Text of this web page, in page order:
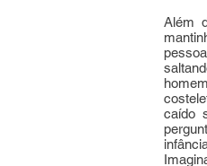
Além
caído